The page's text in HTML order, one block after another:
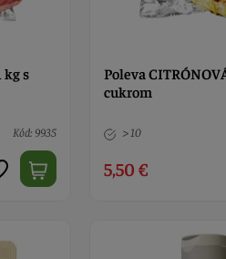
kg s
Kód: 9935
Poleva
cukrom
> 10
5,50 €